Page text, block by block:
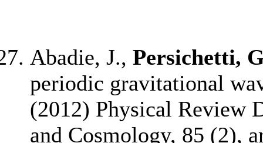
Abadie, J., Persichetti,
periodic gravitational
(2012) Physical Review
and Cosmology, 85 (2),